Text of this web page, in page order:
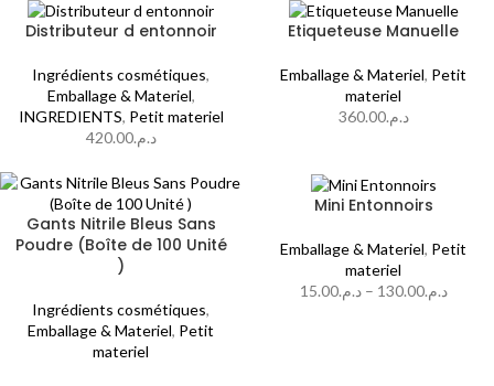
Distributeur d entonnoir
Ingrédients cosmétiques,
Emballage & Materiel,
INGREDIENTS, Petit materiel
د.م.420.00
Etiqueteuse Manuelle
Emballage & Materiel, Petit
materiel
د.م.360.00
Gants Nitrile Bleus Sans
Poudre (Boîte de 100 Unité
)
Ingrédients cosmétiques,
Emballage & Materiel, Petit
materiel
Mini Entonnoirs
Emballage & Materiel, Petit
materiel
د.م.15.00 – د.م.130.00